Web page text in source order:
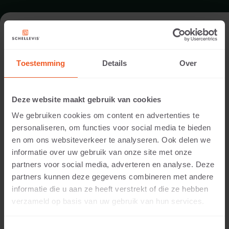
Toestemming Details Over
Deze website maakt gebruik van cookies
We gebruiken cookies om content en advertenties te
personaliseren, om functies voor social media te bieden
en om ons websiteverkeer te analyseren. Ook delen we
informatie over uw gebruik van onze site met onze
partners voor social media, adverteren en analyse. Deze
partners kunnen deze gegevens combineren met andere
informatie die u aan ze heeft verstrekt of die ze hebben
verzameld op basis van uw gebruik van hun services.
ROOFTOP PATIO IN DOETINCHEM
Garden designer:
Location:
Doetinchem
Application:
Rooftop
Photography:
Modeste Herwig
Products:
Curb stone 1000x300x5 Grey